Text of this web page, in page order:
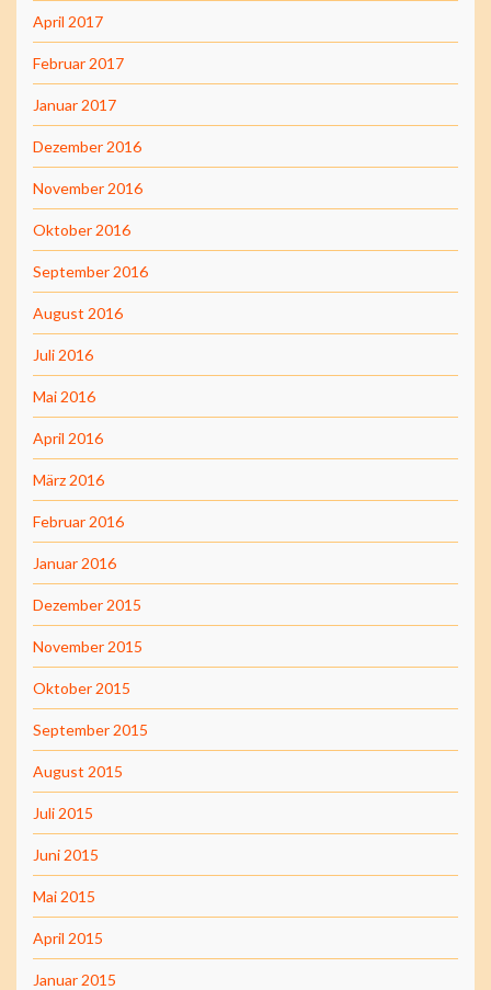
April 2017
Februar 2017
Januar 2017
Dezember 2016
November 2016
Oktober 2016
September 2016
August 2016
Juli 2016
Mai 2016
April 2016
März 2016
Februar 2016
Januar 2016
Dezember 2015
November 2015
Oktober 2015
September 2015
August 2015
Juli 2015
Juni 2015
Mai 2015
April 2015
Januar 2015